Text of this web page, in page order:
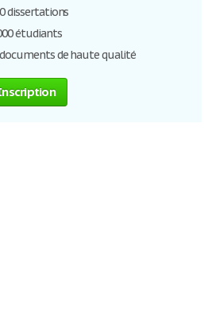
dissertations
étudiants
de haute qualité